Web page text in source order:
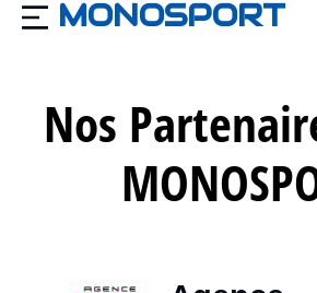
MONOSPORT
Nos